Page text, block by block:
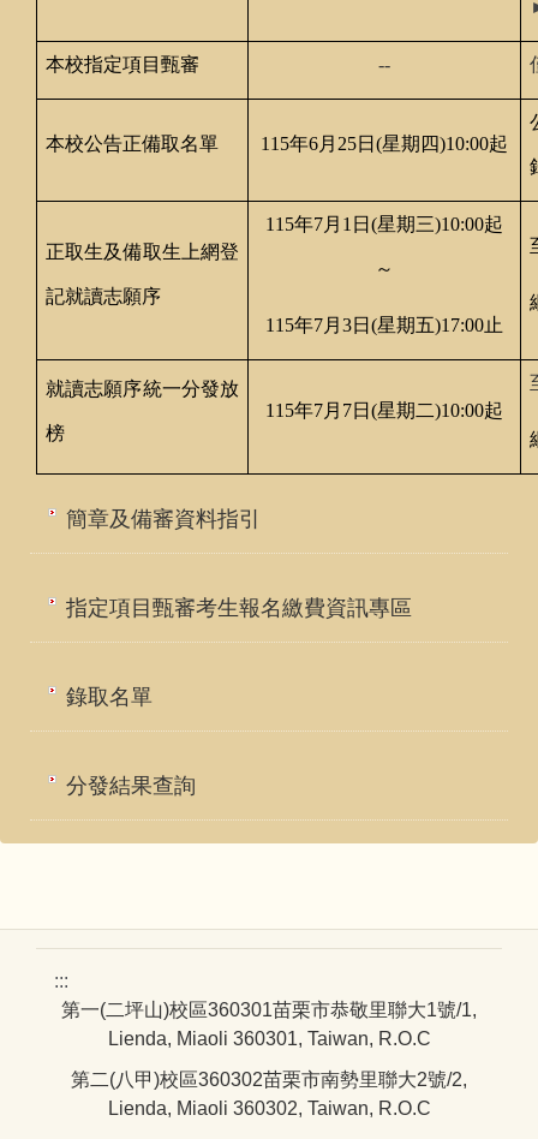
本校指定項目甄審 --
本校公告正備取名單 115年6月25日(星期四)10:00起
正取生及備取生上網登
記就讀志願序
115年7月1日(星期三)10:00起
～
115年7月3日(星期五)17:00止
就讀志願序統一分發放
榜
115年7月7日(星期二)10:00起
簡章及備審資料指引
指定項目甄審考生報名繳費資訊專區
錄取名單
分發結果查詢
:::
第一(二坪山)校區360301苗栗市恭敬里聯大1號/1,
Lienda, Miaoli 360301, Taiwan, R.O.C
第二(八甲)校區360302苗栗市南勢里聯大2號/2,
Lienda, Miaoli 360302, Taiwan, R.O.C